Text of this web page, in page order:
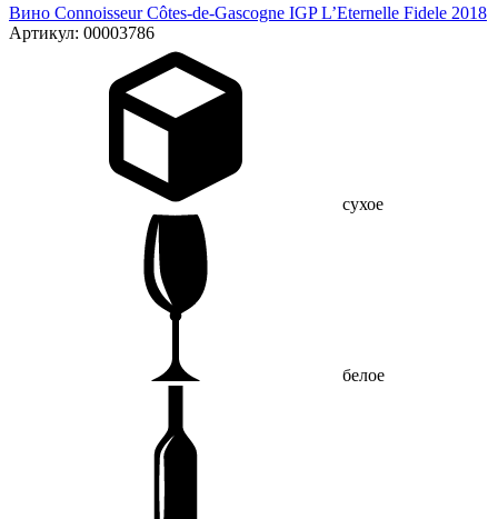
Вино Connoisseur Côtes-de-Gascogne IGP L’Eternelle Fidele 2018
Артикул: 00003786
сухое
белое